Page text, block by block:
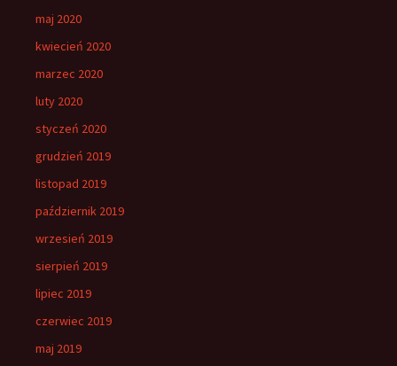
maj 2020
kwiecień 2020
marzec 2020
luty 2020
styczeń 2020
grudzień 2019
listopad 2019
październik 2019
wrzesień 2019
sierpień 2019
lipiec 2019
czerwiec 2019
maj 2019